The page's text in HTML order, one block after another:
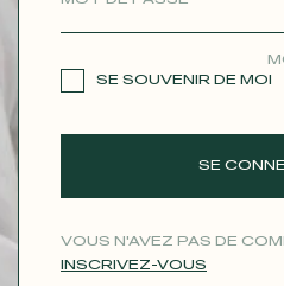
SE SOUVENIR DE MOI
SE
VOUS N'AVEZ PAS DE
INSCRIVEZ-VOUS